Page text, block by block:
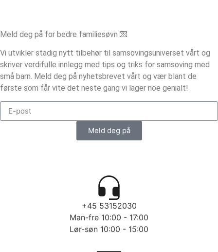
Meld deg på for bedre familiesøvn 💌
Vi utvikler stadig nytt tilbehør til samsovingsuniverset vårt og
skriver verdifulle innlegg med tips og triks for samsoving med
små barn. Meld deg på nyhetsbrevet vårt og vær blant de
første som får vite det neste gang vi lager noe genialt!
Meld deg på
+45 53152030
Man-fre 10:00 - 17:00
Lør-søn 10:00 - 15:00